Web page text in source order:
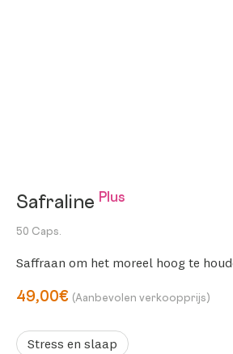
Safraline Plus
50 Caps.
Saffraan om het moreel hoog te
49,00€ (Aanbevolen verkoopprijs)
Stress en slaap